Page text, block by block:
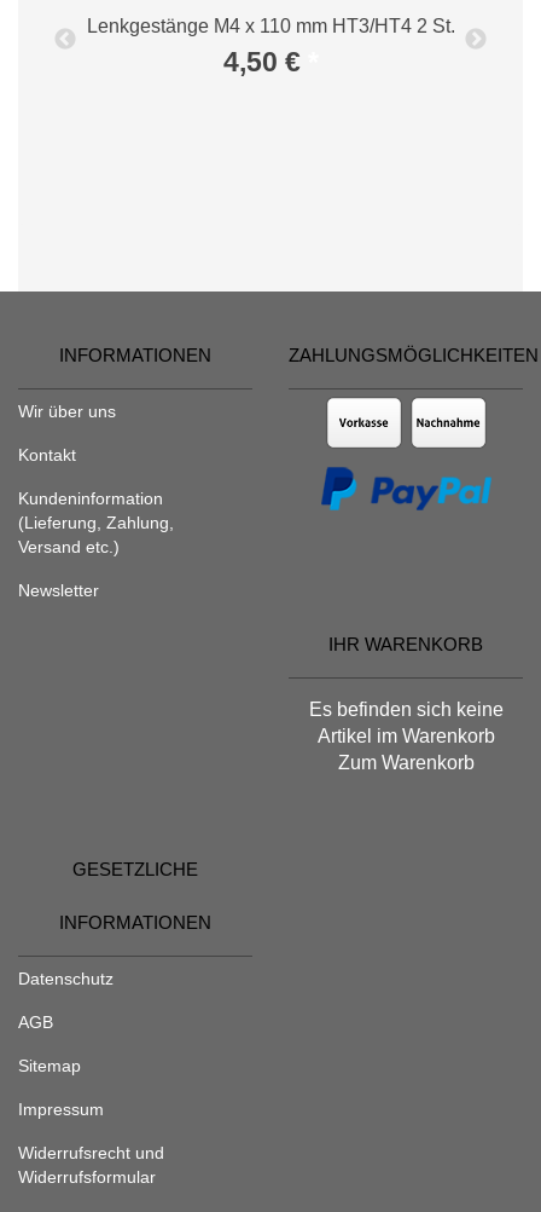
Lenkgestänge M4 x 110 mm HT3/HT4 2 St.
4,50 €
INFORMATIONEN
Wir über uns
Kontakt
Kundeninformation
(Lieferung, Zahlung,
Versand etc.)
Newsletter
ZAHLUNGSMÖGLICHKEITEN
IHR WARENKORB
Es befinden sich keine
Artikel im Warenkorb
Zum Warenkorb
GESETZLICHE
INFORMATIONEN
Datenschutz
AGB
Sitemap
Impressum
Widerrufsrecht und
Widerrufsformular